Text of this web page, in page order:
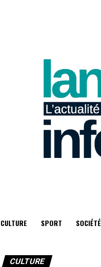
CULTURE SPORT SOCIÉTÉ
CULTURE